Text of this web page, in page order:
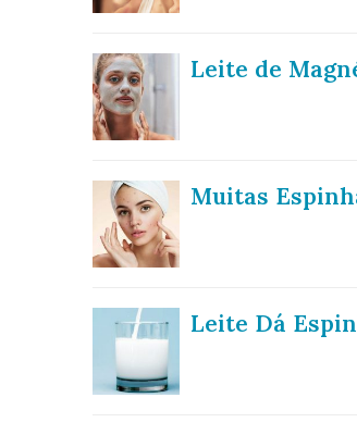
Leite de
Muitas
Leite Dá